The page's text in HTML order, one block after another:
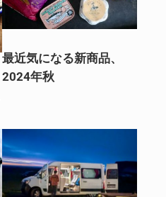
最近気になる新商品、
2024年秋